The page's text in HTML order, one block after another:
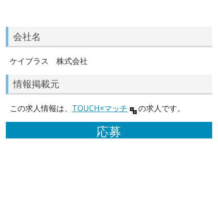
会社名
ケイプラス 株式会社
情報掲載元
この求人情報は、 TOUCH×マッチ の求人です。
応募